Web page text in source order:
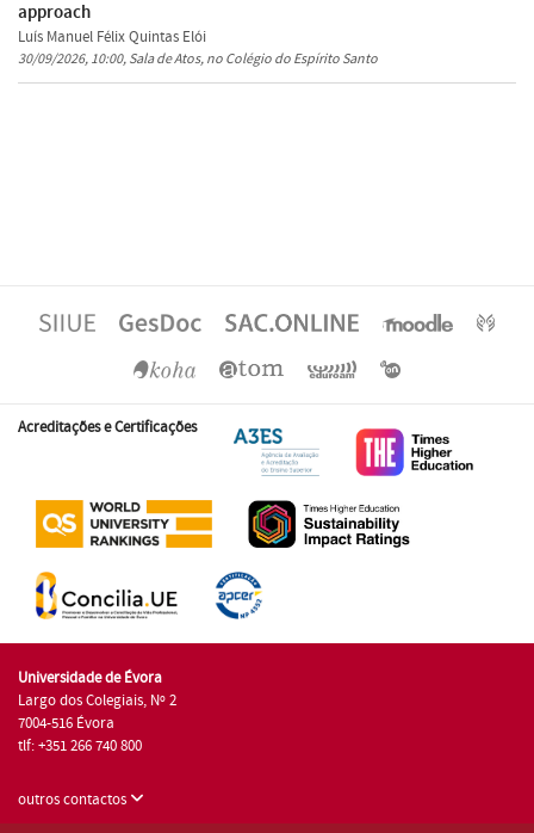
approach
Luís Manuel Félix Quintas Elói
30/09/2026, 10:00, Sala de Atos, no Colégio do Espírito Santo
Acreditações e Certificações
Universidade de Évora
Largo dos Colegiais, Nº 2
7004-516 Évora
tlf: +351 266 740 800
outros contactos